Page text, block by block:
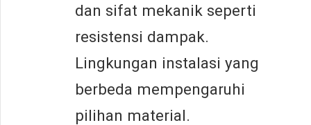
dan sifat mekanik seperti
resistensi dampak.
Lingkungan instalasi yang
berbeda mempengaruhi
pilihan material.